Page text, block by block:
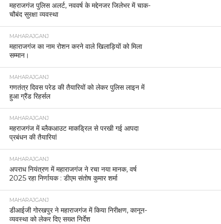
महराजगंज पुलिस अलर्ट, नववर्ष के मद्देनजर जिलेभर में चाक-
चौबंद सुरक्षा व्यवस्था
MAHARAJGANJ
महाराजगंज का नाम रोशन करने वाले खिलाड़ियों को मिला
सम्मान।
MAHARAJGANJ
गणतंत्र दिवस परेड की तैयारियों को लेकर पुलिस लाइन में
हुआ ग्रैंड रिहर्सल
MAHARAJGANJ
महराजगंज में ब्लैकआउट माकड्रिल से परखी गई आपदा
प्रबंधन की तैयारियां
MAHARAJGANJ
अपराध नियंत्रण में महाराजगंज ने रचा नया मानक, वर्ष
2025 रहा निर्णायक : डीएम संतोष कुमार शर्मा
MAHARAJGANJ
डीआईजी गोरखपुर ने महाराजगंज में किया निरीक्षण, कानून-
व्यवस्था को लेकर दिए सख्त निर्देश